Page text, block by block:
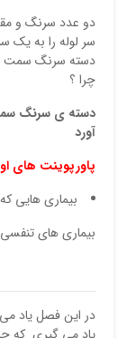
دو عدد سرنگ و
سر لوله را به یک
دسته سرنگ سمت
چرا ؟
دسته ی سرنگ
آورد
پاورپوینت های
بیماری هایی
بیماری های
در این فصل یاد